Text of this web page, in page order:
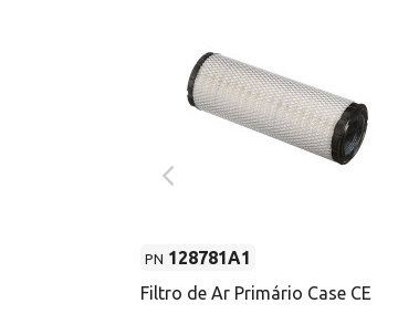
PN 128781A1
Filtro de Ar Primário Case CE